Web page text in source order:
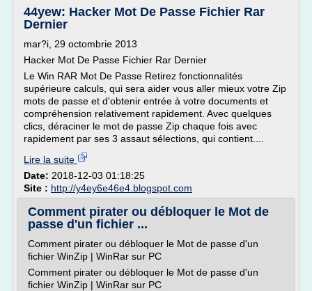
44yew: Hacker Mot De Passe Fichier Rar
Dernier
mar?i, 29 octombrie 2013
Hacker Mot De Passe Fichier Rar Dernier
Le Win RAR Mot De Passe Retirez fonctionnalités
supérieure calculs, qui sera aider vous aller mieux votre Zip
mots de passe et d'obtenir entrée à votre documents et
compréhension relativement rapidement. Avec quelques
clics, déraciner le mot de passe Zip chaque fois avec
rapidement par ses 3 assaut sélections, qui contient....
Lire la suite
Date: 2018-12-03 01:18:25
Site : http://y4ey6e46e4.blogspot.com
Comment pirater ou débloquer le Mot de
passe d'un fichier ...
Comment pirater ou débloquer le Mot de passe d'un
fichier WinZip | WinRar sur PC
Comment pirater ou débloquer le Mot de passe d'un
fichier WinZip | WinRar sur PC